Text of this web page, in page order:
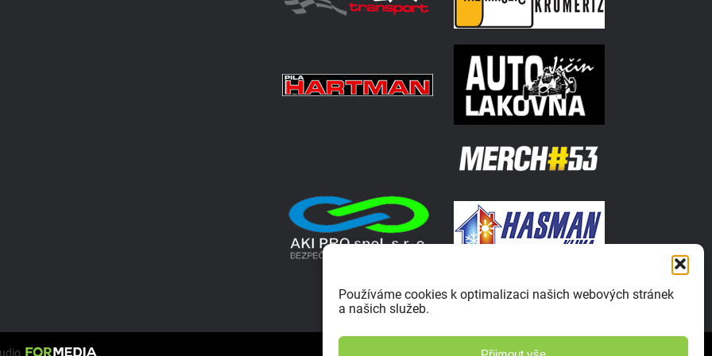
Používáme cookies k optimalizaci našich webových stránek
a našich služeb.
Zásady ochrany osobních údajů